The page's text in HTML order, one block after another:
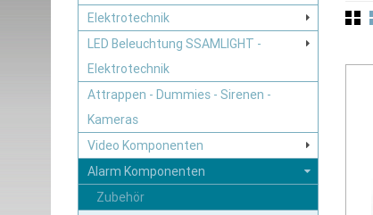
Elektrotechnik
LED Beleuchtung SSAMLIGHT -
Elektrotechnik
Attrappen - Dummies - Sirenen -
Kameras
Video Komponenten
Alarm Komponenten
Zubehör